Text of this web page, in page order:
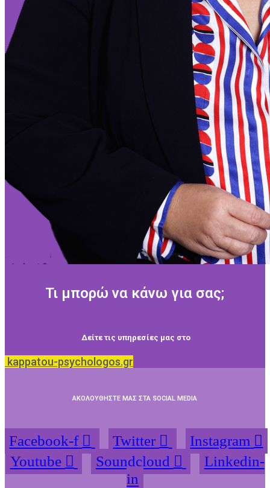
Τι μπορώ να κάνω για σας;
Δείτε τις υπηρεσίες μας στο
kappatou-psychologos.gr
ΑΚΟΛΟΥΘΗΣΤΕ ΜΑΣ ΣΤΑ SOCIAL MEDIA
Facebook-f Twitter
Instagram
Youtube
Soundcloud
Linkedin-
in